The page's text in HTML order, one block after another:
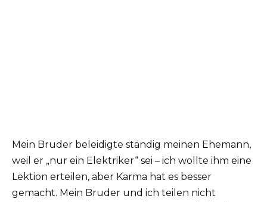
Mein Bruder beleidigte ständig meinen Ehemann,
weil er „nur ein Elektriker“ sei – ich wollte ihm eine
Lektion erteilen, aber Karma hat es besser
gemacht. Mein Bruder und ich teilen nicht